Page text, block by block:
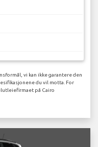
vi kan ikke garantere den
du vil motta. For
på Cairo